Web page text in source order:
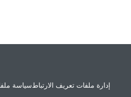
إدارة ملفات تعريف الارتباطسياسة